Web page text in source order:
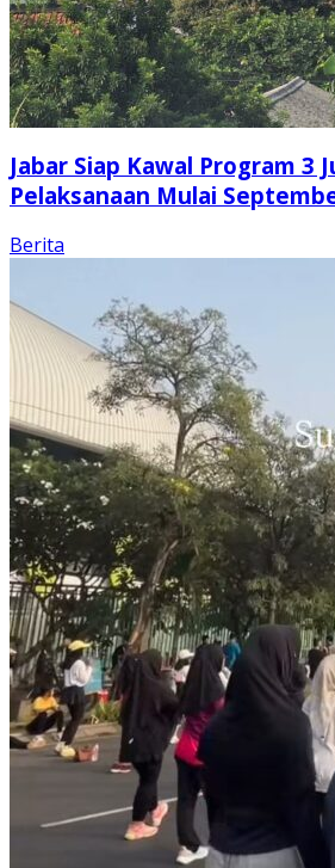
Jabar Siap Kawal Program 3
Pelaksanaan Mulai
Berita